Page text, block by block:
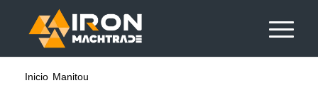
Inicio Manitou